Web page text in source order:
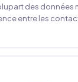
des données
entre les